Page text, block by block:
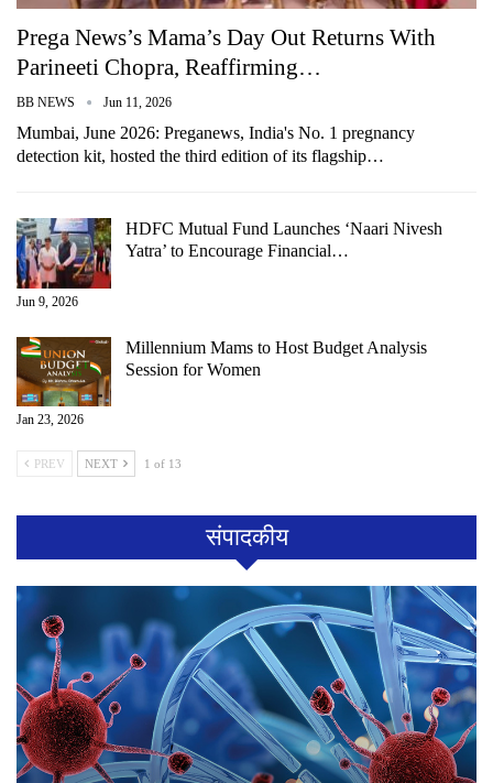
Prega News’s Mama’s Day Out Returns With
Parineeti Chopra, Reaffirming…
BB NEWS Jun 11, 2026
Mumbai, June 2026: Preganews, India's No. 1 pregnancy
detection kit, hosted the third edition of its flagship…
HDFC Mutual Fund Launches ‘Naari Nivesh
Yatra’ to Encourage Financial…
Jun 9, 2026
Millennium Mams to Host Budget Analysis
Session for Women
Jan 23, 2026
PREV NEXT 1 of 13
संपादकीय